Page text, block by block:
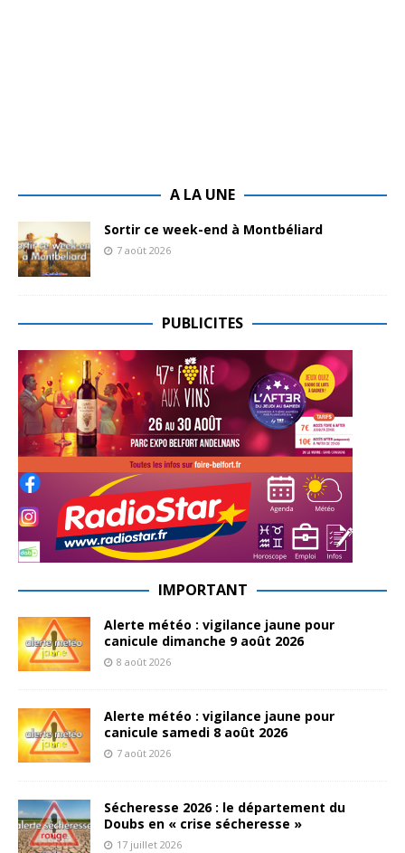
A LA UNE
Sortir ce week-end à Montbéliard
7 août 2026
PUBLICITES
IMPORTANT
Alerte météo : vigilance jaune pour
canicule dimanche 9 août 2026
8 août 2026
Alerte météo : vigilance jaune pour
canicule samedi 8 août 2026
7 août 2026
Sécheresse 2026 : le département du
Doubs en « crise sécheresse »
17 juillet 2026